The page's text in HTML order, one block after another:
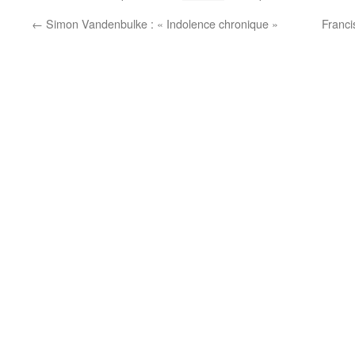
← Simon Vandenbulke : « Indolence chronique »